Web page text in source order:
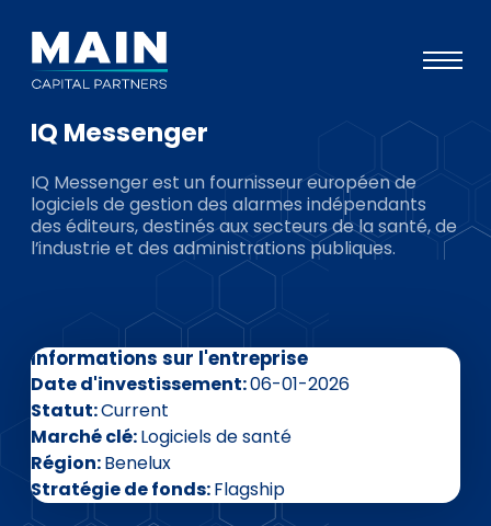
Portefeuille
Approche
Notre expertise
Événements
Investisseurs
ESG
L’équipe
EN DE FR
IQ Messenger
IQ Messenger est un fournisseur européen de
logiciels de gestion des alarmes indépendants
des éditeurs, destinés aux secteurs de la santé, de
l’industrie et des administrations publiques.
Informations sur l'entreprise
Date d'investissement 06-01-2026
Statut Current
Marché clé Logiciels de santé
Région Benelux
Stratégie de fonds Flagship